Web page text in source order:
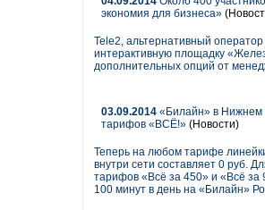
экономия для бизнеса»
Tele2, альтернативный
интерактивную площадку
дополнительных опций от
03.09.2014 «Билайн» в Нижнем
тарифов «ВСЁ!» (Новости)
Теперь на любом тарифе
внутри сети составляет 0 руб.
тарифов «Всё за 450» и «Всё за
100 минут в день на «Билайн»